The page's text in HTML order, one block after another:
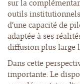
sur la
outils
d’une capacité de
adaptée à ses
diffusion plus large
Dans cette
importante. Le